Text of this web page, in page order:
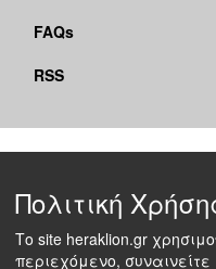
FAQs
RSS
Πολιτική
Το site heraklion.gr
περιεχόμενο,